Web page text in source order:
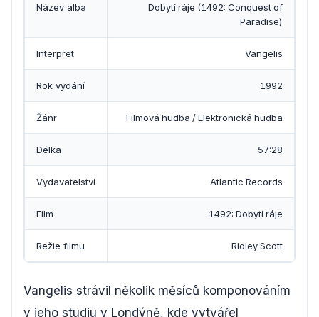
Název alba
Dobytí ráje (1492: Conquest of
Paradise)
Interpret Vangelis
Rok vydání 1992
Žánr Filmová hudba / Elektronická hudba
Délka 57:28
Vydavatelství Atlantic Records
Film 1492: Dobytí ráje
Režie filmu Ridley Scott
Vangelis strávil několik měsíců komponováním
v jeho studiu v Londýně, kde vytvářel